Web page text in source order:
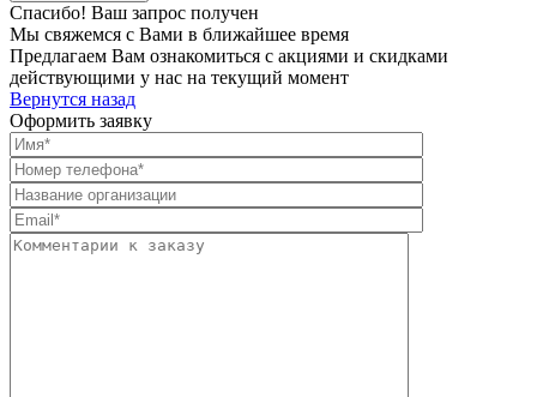
Спасибо! Ваш запрос получен
Мы свяжемся с Вами в ближайшее время
Предлагаем Вам ознакомиться с акциями и скидками
действующими у нас на текущий момент
Вернутся назад
Оформить заявку